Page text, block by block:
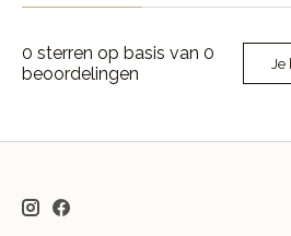
0 sterren op basis van 0
beoordelingen
Je